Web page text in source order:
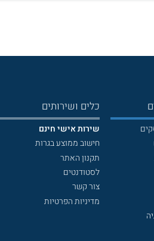
כלים ושירותים
שירות אישי חינם
חישוב ממוצע בגרות
תקנון האתר
לסטודנטים
צור קשר
מדיניות הפרטיות